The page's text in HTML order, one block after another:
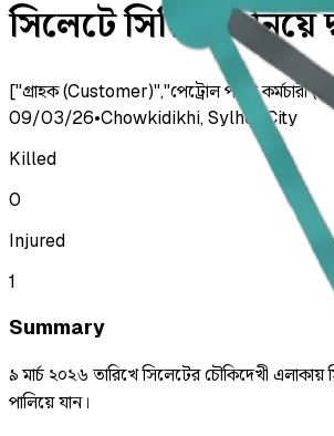
সিলেটে সিরিয়াল নিয়ে
["গ্রাহক (Customer)","পেট্রোল পাম্প
09/03/26•Chowkidikhi, Sylhet City
Killed
0
Injured
1
Summary
৯ মার্চ ২০২৬ তারিখে সিলেটের চৌকিদেখী
পালিয়ে যান।